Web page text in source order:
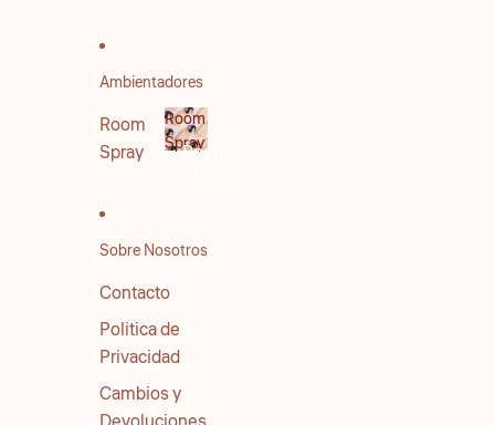
Ambientadores
Room
Spray
Room
Spray
Room
Sobre Nosotros
Contacto
Politica de
Privacidad
Cambios y